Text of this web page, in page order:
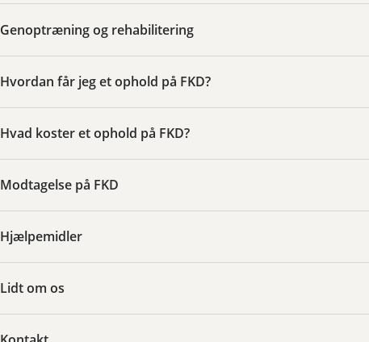
Genoptræning og rehabilitering
Hvordan får jeg et ophold på FKD?
Hvad koster et ophold på FKD?
Modtagelse på FKD
Hjælpemidler
Lidt om os